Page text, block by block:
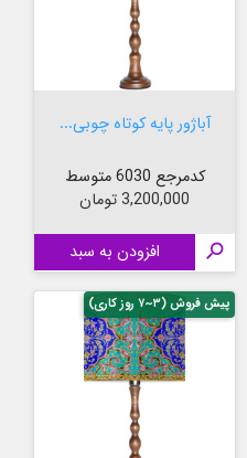
آباژور پایه کوتاه چوبی...
کدمرجع 6030 متوسط
قیمت
3,200,000 تومان
 افزودن به سبد
پیش فروش (۳~۷ روز کاری)